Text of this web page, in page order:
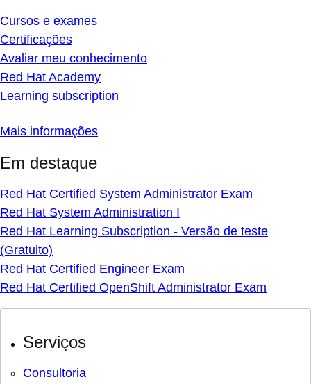
Cursos e exames
Certificações
Avaliar meu conhecimento
Red Hat Academy
Learning subscription
Mais informações
Em destaque
Red Hat Certified System Administrator Exam
Red Hat System Administration I
Red Hat Learning Subscription - Versão de teste
(Gratuito)
Red Hat Certified Engineer Exam
Red Hat Certified OpenShift Administrator Exam
Serviços
Consultoria